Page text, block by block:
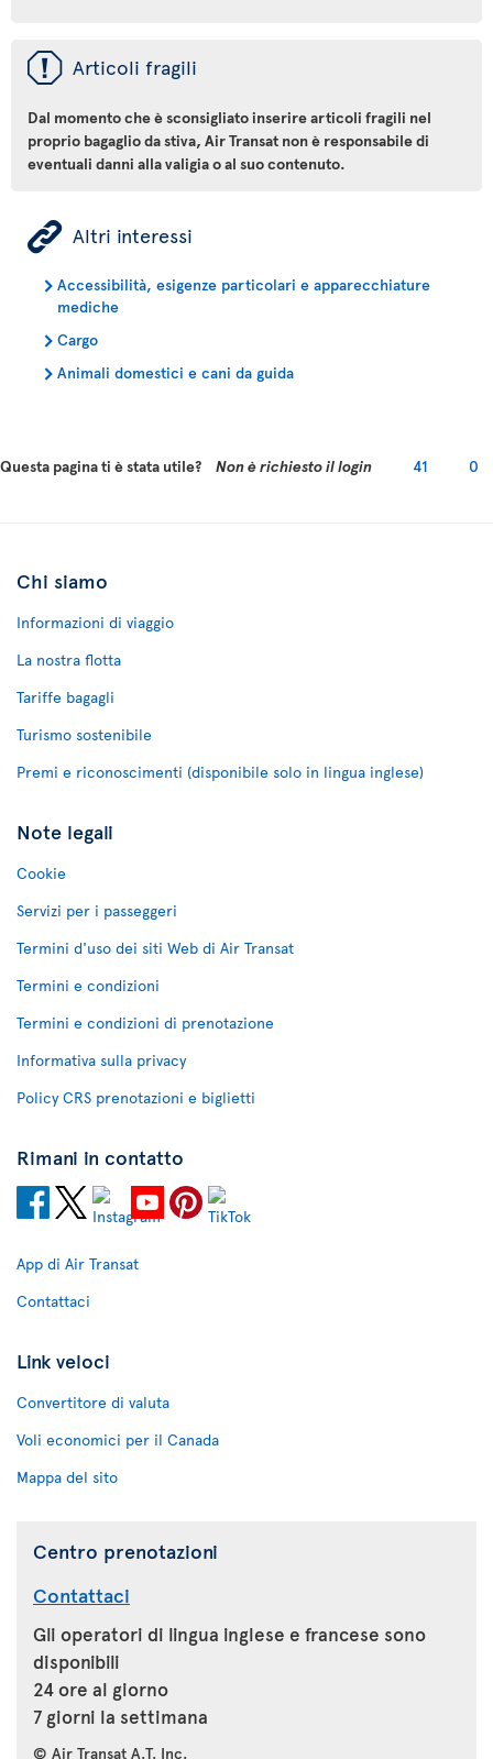
ü Articoli fragili
Dal momento che è sconsigliato inserire articoli fragili nel
proprio bagaglio da stiva, Air Transat non è responsabile di
eventuali danni alla valigia o al suo contenuto.
ÿ Altri interessi
Accessibilità, esigenze particolari e apparecchiature
mediche
Cargo
Animali domestici e cani da guida
Questa pagina ti è stata utile? Non è richiesto il login 41 0
Chi siamo
Informazioni di viaggio
La nostra flotta
Tariffe bagagli
Turismo sostenibile
Premi e riconoscimenti (disponibile solo in lingua inglese)
Note legali
Cookie
Servizi per i passeggeri
Termini d'uso dei siti Web di Air Transat
Termini e condizioni
Termini e condizioni di prenotazione
Informativa sulla privacy
Policy CRS prenotazioni e biglietti
Rimani in contatto
App di Air Transat
Contattaci
Link veloci
Convertitore di valuta
Voli economici per il Canada
Mappa del sito
Centro prenotazioni
Contattaci
Gli operatori di lingua inglese e francese sono
disponibili
24 ore al giorno
7 giorni la settimana
© Air Transat A.T. Inc.